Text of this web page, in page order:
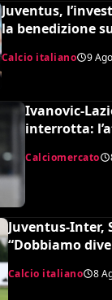
Juventus,
la benedizione
fattore Spalletti
Calcio italiano 9
Ivanovic-
interrotta:
Calciomercato
Juventus-Inter,
“Dobbiamo
Gregorio? Cose
capitare”
Calcio italiano 8